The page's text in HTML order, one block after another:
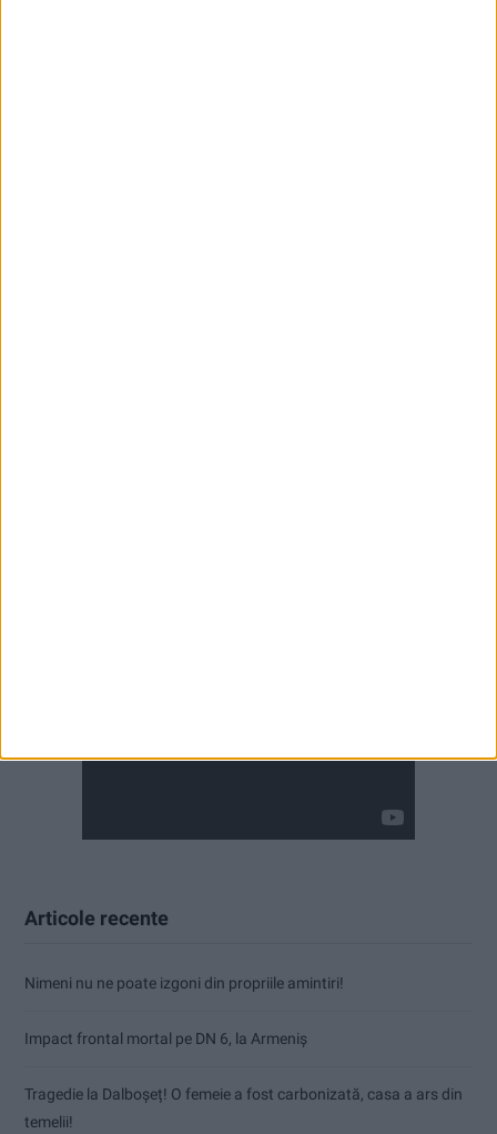
Articole recente
Nimeni nu ne poate izgoni din propriile amintiri!
Impact frontal mortal pe DN 6, la Armeniș
Tragedie la Dalboşeț! O femeie a fost carbonizată, casa a ars din
temelii!